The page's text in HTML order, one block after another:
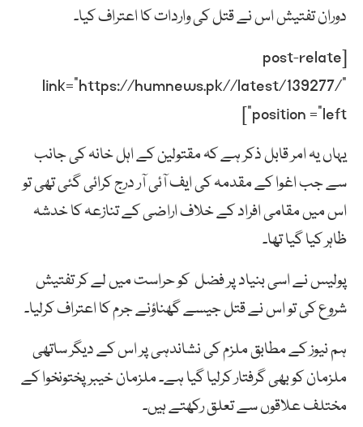
دوران تفتیش اس نے قتل کی واردات کا اعتراف کیا۔
[post-relate
link=”https://humnews.pk//latest/139277/”
position =”left”]
یہاں یہ امر قابل ذکر ہے کہ مقتولین کے اہل خانہ کی جانب
سے جب اغوا کے مقدمہ کی ایف آئی آر درج کرائی گئی تھی تو
اس میں مقامی افراد کے خلاف اراضی کے تنازعہ کا خدشہ
ظاہر کیا گیا تھا۔
پولیس نے اسی بنیاد پر فضل کو حراست میں لے کر تفتیش
شروع کی تو اس نے قتل جیسے گھناؤنے جرم کا اعتراف کرلیا۔
ہم نیوز کے مطابق ملزم کی نشاندہی پر اس کے دیگر ساتھی
ملزمان کو بھی گرفتار کرلیا گیا ہے۔ ملزمان خیبرپختونخوا کے
مختلف علاقوں سے تعلق رکھتے ہیں۔